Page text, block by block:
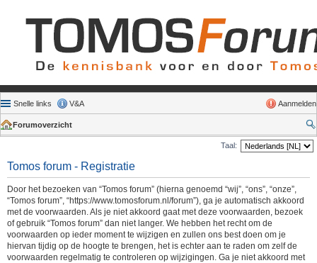
Snelle links V&A Aanmelden
Forumoverzicht
Taal:
Tomos forum - Registratie
Door het bezoeken van “Tomos forum” (hierna genoemd “wij”, “ons”, “onze”,
“Tomos forum”, “https://www.tomosforum.nl/forum”), ga je automatisch akkoord
met de voorwaarden. Als je niet akkoord gaat met deze voorwaarden, bezoek
of gebruik “Tomos forum” dan niet langer. We hebben het recht om de
voorwaarden op ieder moment te wijzigen en zullen ons best doen om je
hiervan tijdig op de hoogte te brengen, het is echter aan te raden om zelf de
voorwaarden regelmatig te controleren op wijzigingen. Ga je niet akkoord met